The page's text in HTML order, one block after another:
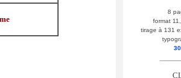
8
format
tirage à 131